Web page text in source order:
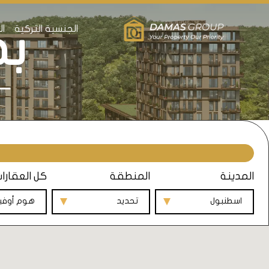
الجنسية التركية
المدينة
اسطنبول
المنطقة
تحديد
كل
هوم